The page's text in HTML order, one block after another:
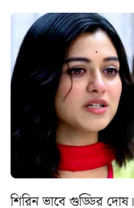
শিরিন ভাবে গুড্ডির